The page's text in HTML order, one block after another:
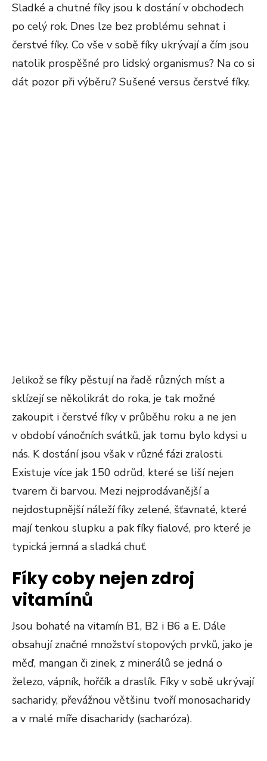
Sladké a chutné fíky jsou k dostání v obchodech
po celý rok. Dnes lze bez problému sehnat i
čerstvé fíky. Co vše v sobě fíky ukrývají a čím jsou
natolik prospěšné pro lidský organismus? Na co si
dát pozor při výběru? Sušené versus čerstvé fíky.
Jelikož se fíky pěstují na řadě různých míst a
sklízejí se několikrát do roka, je tak možné
zakoupit i čerstvé fíky v průběhu roku a ne jen
v období vánočních svátků, jak tomu bylo kdysi u
nás. K dostání jsou však v různé fázi zralosti.
Existuje více jak 150 odrůd, které se liší nejen
tvarem či barvou. Mezi nejprodávanější a
nejdostupnější náleží fíky zelené, šťavnaté, které
mají tenkou slupku a pak fíky fialové, pro které je
typická jemná a sladká chuť.
Fíky coby nejen zdroj
vitamínů
Jsou bohaté na vitamín B1, B2 i B6 a E. Dále
obsahují značné množství stopových prvků, jako je
měď, mangan či zinek, z minerálů se jedná o
železo, vápník, hořčík a draslík. Fíky v sobě ukrývají
sacharidy, převážnou většinu tvoří monosacharidy
a v malé míře disacharidy (sacharóza).